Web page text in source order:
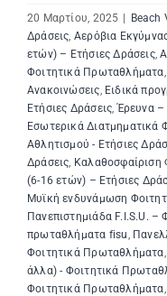
20 Μαρτίου, 2025 Beach
Δράσεις, Αερόβια
ετών) – Ετήσιες Δράσεις,
Φοιτητικά Πρωταθλήματα
Ανακοινώσεις, Ειδικά
Ετήσιες Δράσεις,Έρευνα –
Εσωτερικά Διατμηματικά
Αθλητισμού - Ετήσιες
Δράσεις, Καλαθοσφαίριση
(6-16 ετών) – Ετήσιες
Μυϊκή ενδυνάμωση
Πανεπιστημιάδα F.I.S.U.
πρωταθλήματα fisu,
Φοιτητικά Πρωταθλήματα,
άλλα) - Φοιτητικά
Φοιτητικά Πρωταθλήματα,